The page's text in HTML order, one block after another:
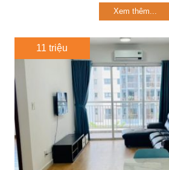
Xem thêm...
11 triệu